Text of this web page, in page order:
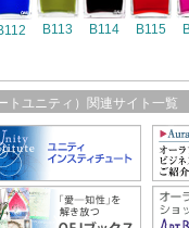
B113 B114 B115
トユニティ）関連サイト一覧